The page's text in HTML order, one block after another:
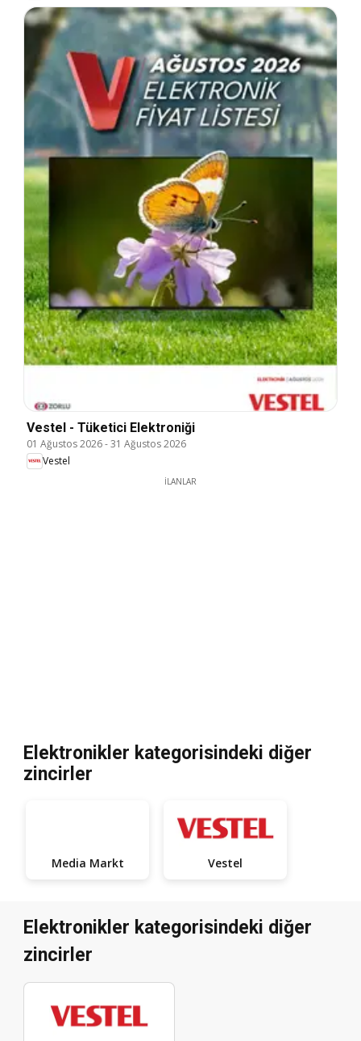
Vestel - Tüketici Elektroniği
01 Ağustos 2026-31 Ağustos 2026
Vestel
İLANLAR
Elektronikler kategorisindeki diğer
zincirler
Media Markt Vestel
Elektronikler kategorisindeki diğer
zincirler